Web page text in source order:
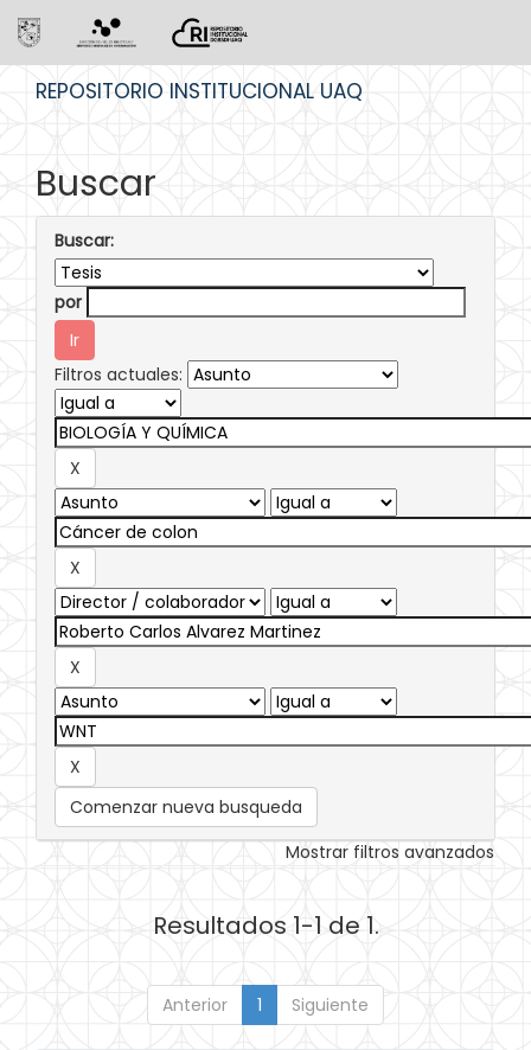
REPOSITORIO INSTITUCIONAL UAQ
Buscar
Buscar:
por
Filtros actuales:
Comenzar nueva busqueda
Mostrar filtros avanzados
Resultados 1-1 de 1.
Anterior 1 Siguiente